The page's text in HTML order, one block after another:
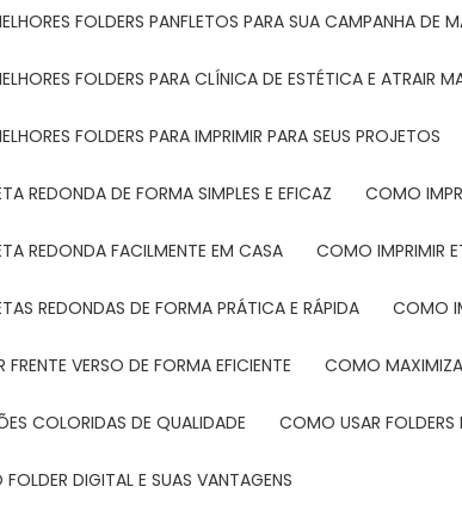
FOLDERS PANFLETOS PARA SUA CAMPANHA DE
FOLDERS PARA CLÍNICA DE ESTÉTICA E ATRAIR
FOLDERS PARA IMPRIMIR PARA SEUS PROJETOS
REDONDA DE FORMA SIMPLES E EFICAZ COMO
REDONDA FACILMENTE EM CASA COMO IMPRIMIR
REDONDAS DE FORMA PRÁTICA E RÁPIDA COMO
FRENTE VERSO DE FORMA EFICIENTE COMO
COLORIDAS DE QUALIDADE COMO USAR
DIGITAL E SUAS VANTAGENS